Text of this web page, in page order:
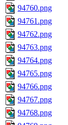
94760.png
94761.png
94762.png
94763.png
94764.png
94765.png
94766.png
94767.png
94768.png